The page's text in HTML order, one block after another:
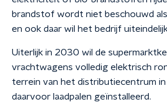
brandstof wordt niet beschouwd
en ook daar wil het bedrijf
Uiterlijk in 2030 wil de
vrachtwagens volledig elektrisch
terrein van het distributiecentrum in
daarvoor laadpalen geïnstalleerd.